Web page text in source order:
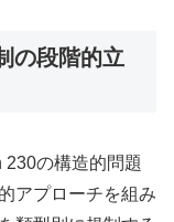
の段階的立
の構造的問題
アプローチを組み